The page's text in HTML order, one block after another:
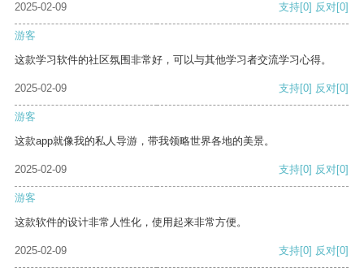
2025-02-09 支持[0] 反对[0]
游客
这款学习软件的社区氛围非常好，可以与其他学习者交流学习心得。
2025-02-09 支持[0] 反对[0]
游客
这款app就像我的私人导游，带我领略世界各地的美景。
2025-02-09 支持[0] 反对[0]
游客
这款软件的设计非常人性化，使用起来非常方便。
2025-02-09 支持[0] 反对[0]